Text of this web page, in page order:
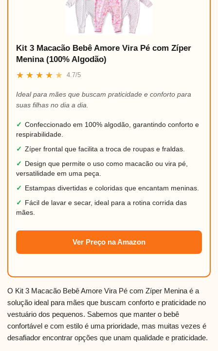
Kit 3 Macacão Bebê Amore Vira Pé com Zíper
Menina (100% Algodão)
★ ★ ★ ★ ★ 4.7/5
Ideal para mães que buscam praticidade e conforto para
suas filhas no dia a dia.
✓ Confeccionado em 100% algodão, garantindo conforto e
respirabilidade.
✓ Zíper frontal que facilita a troca de roupas e fraldas.
✓ Design que permite o uso como macacão ou vira pé,
versatilidade em uma peça.
✓ Estampas divertidas e coloridas que encantam meninas.
✓ Fácil de lavar e secar, ideal para a rotina corrida das
mães.
Ver Preço na Amazon
O Kit 3 Macacão Bebê Amore Vira Pé com Zíper Menina é a
solução ideal para mães que buscam conforto e praticidade no
vestuário dos pequenos. Sabemos que manter o bebê
confortável e com estilo é uma prioridade, mas muitas vezes é
desafiador encontrar opções que unam qualidade e praticidade.